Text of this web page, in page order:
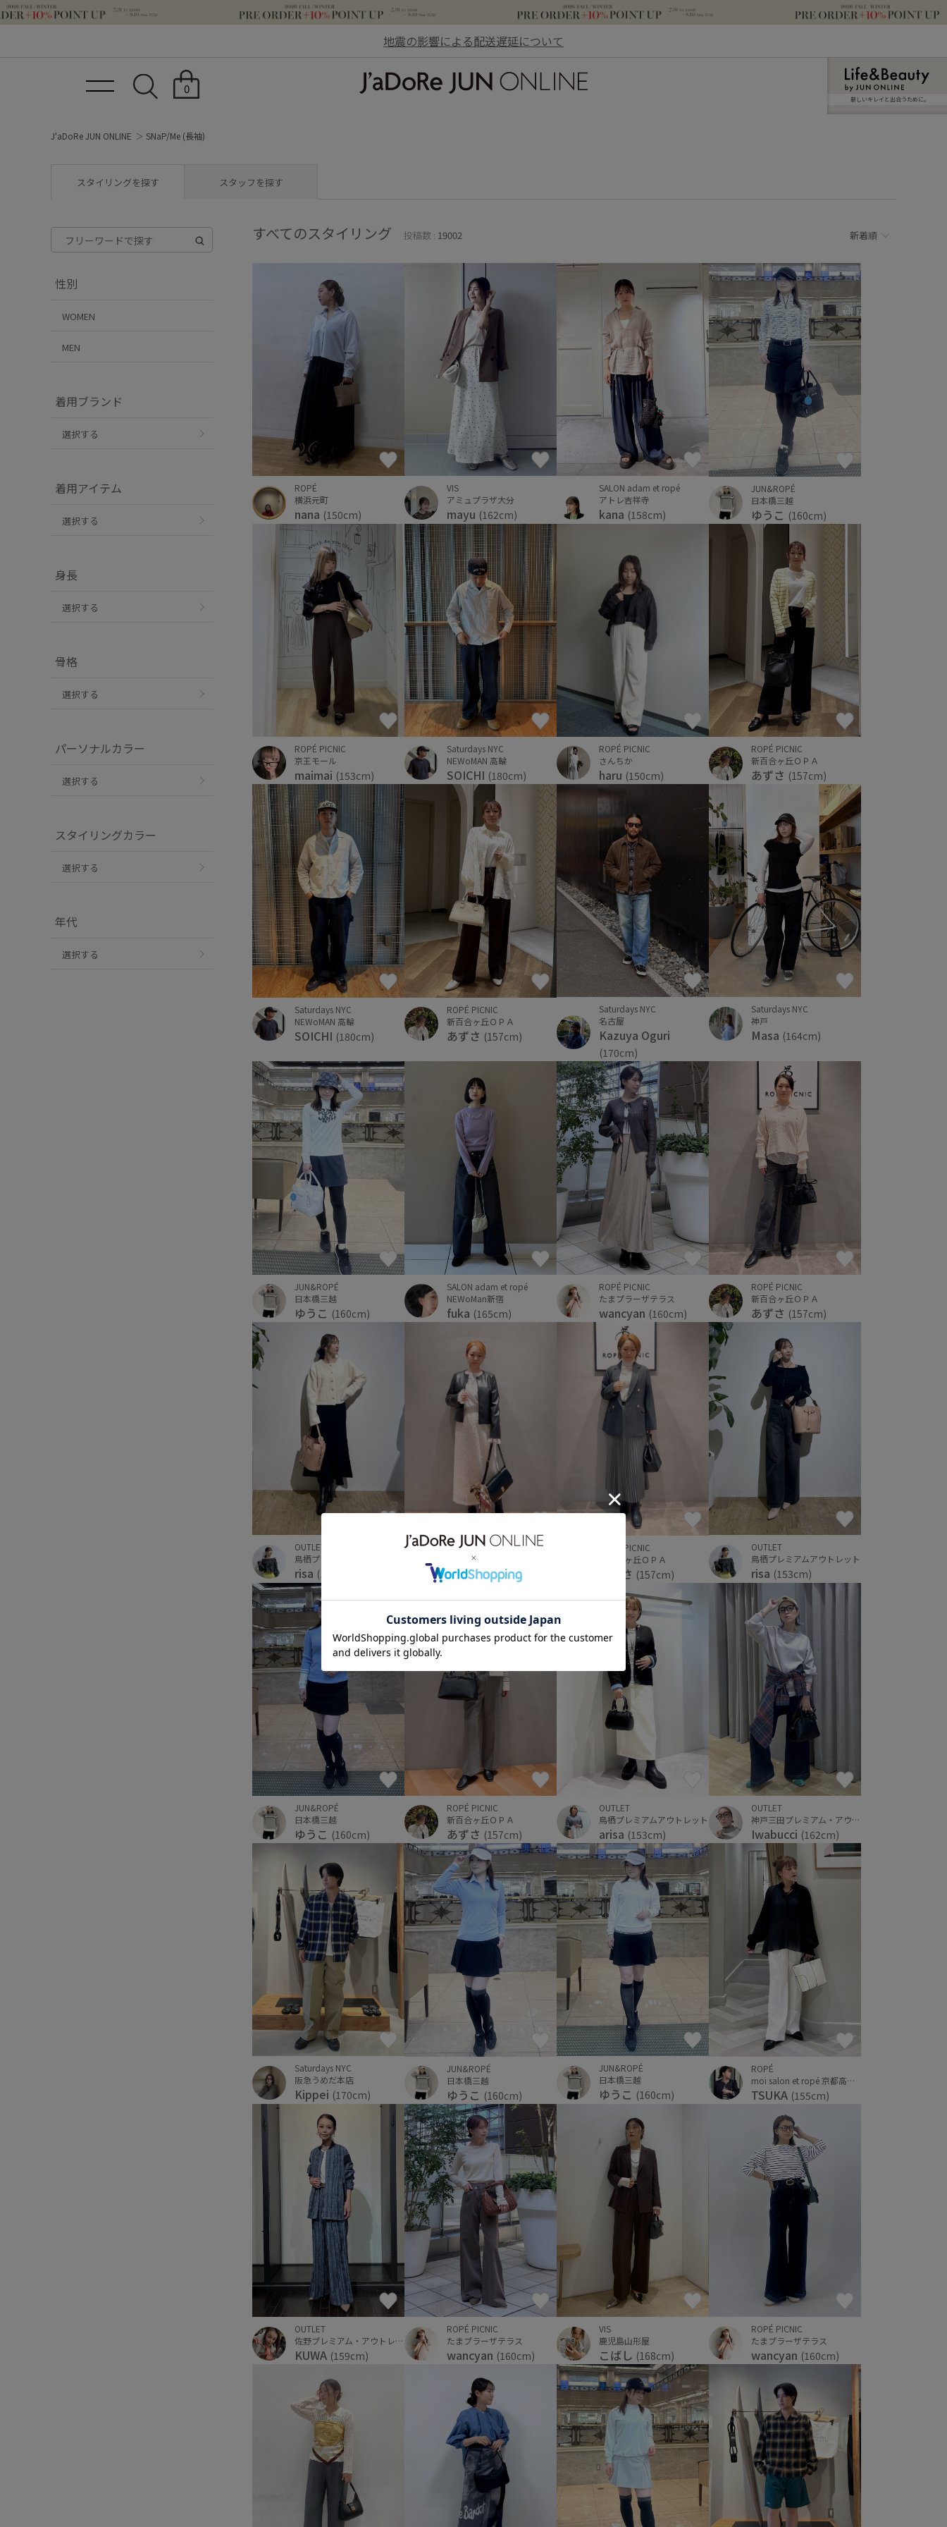
地震の影響による配送遅延について
0
新しいキレイと出合うために。
J'aDoRe JUN ONLINE SNaP/Me (長袖)
スタイリングを探す スタッフを探す
性別
WOMEN
MEN
着用ブランド
選択する
着用アイテム
選択する
身長
選択する
骨格
選択する
パーソナルカラー
選択する
スタイリングカラー
選択する
年代
選択する
すべてのスタイリング 投稿数 : 19002 新着順
ROPÉ
横浜元町
nana (150cm)
VIS
アミュプラザ大分
mayu (162cm)
SALON adam et ropé
アトレ吉祥寺
kana (158cm)
JUN&ROPÉ
日本橋三越
ゆうこ (160cm)
ROPÉ PICNIC
京王モール
maimai (153cm)
Saturdays NYC
NEWoMAN 高輪
SOICHI (180cm)
ROPÉ PICNIC
さんちか
haru (150cm)
ROPÉ PICNIC
新百合ヶ丘ＯＰＡ
あずさ (157cm)
Saturdays NYC
NEWoMAN 高輪
SOICHI (180cm)
ROPÉ PICNIC
新百合ヶ丘ＯＰＡ
あずさ (157cm)
Saturdays NYC
名古屋
Kazuya Oguri
(170cm)
Saturdays NYC
神戸
Masa (164cm)
JUN&ROPÉ
日本橋三越
ゆうこ (160cm)
SALON adam et ropé
NEWoMan新宿
fuka (165cm)
ROPÉ PICNIC
たまプラーザテラス
wancyan (160cm)
ROPÉ PICNIC
新百合ヶ丘ＯＰＡ
あずさ (157cm)
OUTLET
鳥栖プレミアムアウトレット
risa (153cm)
ROPÉ PICNIC
新百合ヶ丘ＯＰＡ
あずさ(157cm)
ROPÉ PICNIC
新百合ヶ丘ＯＰＡ
あずさ (157cm)
OUTLET
鳥栖プレミアムアウトレット
risa (153cm)
JUN&ROPÉ
日本橋三越
ゆうこ (160cm)
ROPÉ PICNIC
新百合ヶ丘ＯＰＡ
あずさ (157cm)
OUTLET
鳥栖プレミアムアウトレット
arisa (153cm)
OUTLET
神戸三田プレミアム・アウトレット
Iwabucci (162cm)
Saturdays NYC
阪急うめだ本店
Kippei (170cm)
JUN&ROPÉ
日本橋三越
ゆうこ (160cm)
JUN&ROPÉ
日本橋三越
ゆうこ (160cm)
ROPÉ
moi salon et ropé 京都高島屋
TSUKA (155cm)
OUTLET
佐野プレミアム・アウトレット
KUWA (159cm)
ROPÉ PICNIC
たまプラーザテラス
wancyan (160cm)
VIS
鹿児島山形屋
こばし (168cm)
ROPÉ PICNIC
たまプラーザテラス
wancyan (160cm)